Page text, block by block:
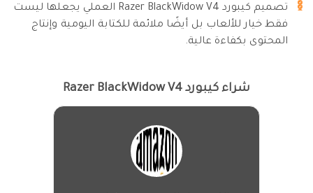
تصميم كيبورد Razer BlackWidow V4 العملي يجعلها ليست
فقط خيار للألعاب بل أيضًا ملائمة للكتابة اليومية وإنتاج
المحتوى بكفاءة عالية.
شراء كيبورد Razer BlackWidow V4